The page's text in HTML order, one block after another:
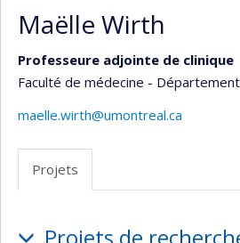
Maëlle Wirth
Professeure adjointe de clinique
Faculté de médecine -
maelle.wirth@umontreal.ca
Projets